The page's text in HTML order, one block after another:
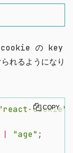
cookie の key
れるようになり
cookie"
"age" ;
COPY